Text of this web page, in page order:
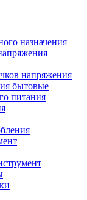
назначения
напряжения
бытовые
питания